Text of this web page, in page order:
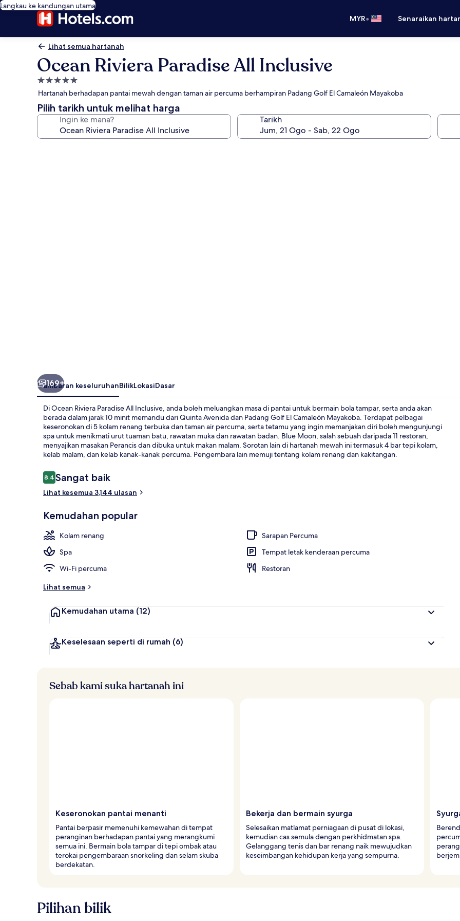
Langkau ke kandungan utama
MYR• Senaraikan
Lihat semua hartanah
Ocean Riviera Paradise All Inclusive
Hartanah
5.0
bintang
Hartanah berhadapan pantai mewah dengan taman air percuma berhampiran Padang Golf El Camaleón Mayakoba
Pilih tarikh untuk melihat harga
Ingin ke mana? Tarikh
169+
Gambaran keseluruhanBilikLokasiDasar
Di Ocean Riviera Paradise All Inclusive, anda boleh meluangkan masa di pantai untuk bermain bola tampar, serta anda akan
berada dalam jarak 10 minit memandu dari Quinta Avenida dan Padang Golf El Camaleón Mayakoba. Terdapat pelbagai
keseronokan di 5 kolam renang terbuka dan taman air percuma, serta tetamu yang ingin memanjakan diri boleh mengunjungi
spa untuk menikmati urut tuaman batu, rawatan muka dan rawatan badan. Blue Moon, salah sebuah daripada 11 restoran,
menyajikan masakan Perancis dan dibuka untuk makan malam. Sorotan lain di hartanah mewah ini termasuk 4 bar tepi kolam,
kelab malam, dan kelab kanak-kanak percuma. Pengembara lain memuji tentang kolam renang dan kakitangan.
Ulasan
8.48.4 daripada 10
Sangat baik
Lihat kesemua 3,144 ulasan
Kemudahan popular
Kolam renang
Sarapan Percuma
Spa
Tempat letak kenderaan percuma
Wi-Fi percuma
Restoran
Lihat semua
Kemudahan utama (12)
Keselesaan seperti di rumah (6)
Sebab kami suka hartanah ini
Keseronokan pantai menanti
Pantai berpasir memenuhi kemewahan di tempat
peranginan berhadapan pantai yang merangkumi
semua ini. Bermain bola tampar di tepi ombak atau
terokai pengembaraan snorkeling dan selam skuba
berdekatan.
Bekerja dan bermain syurga
Selesaikan matlamat perniagaan di pusat di lokasi,
kemudian cas semula dengan perkhidmatan spa.
Gelanggang tenis dan bar renang naik mewujudkan
keseimbangan kehidupan kerja yang sempurna.
Pilihan bilik